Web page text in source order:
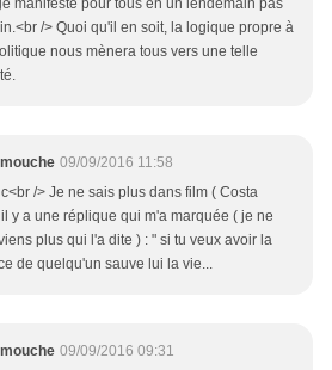
manifeste pour tous en un lendemain pas
/> Quoi qu'il en soit, la logique propre à
nous mènera tous vers une telle
09/09/2016 11:58
/> Je ne sais plus dans film ( Costa
il y a une réplique qui m'a marquée ( je ne
plus qui l'a dite ) : " si tu veux avoir la
de quelqu'un sauve lui la vie...
09/09/2016 09:31